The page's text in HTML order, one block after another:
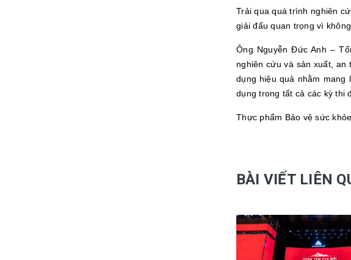
Trải qua quá trình nghiên
giải đấu quan trọng vì
Ông Nguyễn Đức Anh –
nghiên cứu và sản xuất,
dụng hiệu quả nhằm
dụng trong tất cả các kỳ thi
Thực phẩm Bảo vệ sức
BÀI VIẾT LIÊN